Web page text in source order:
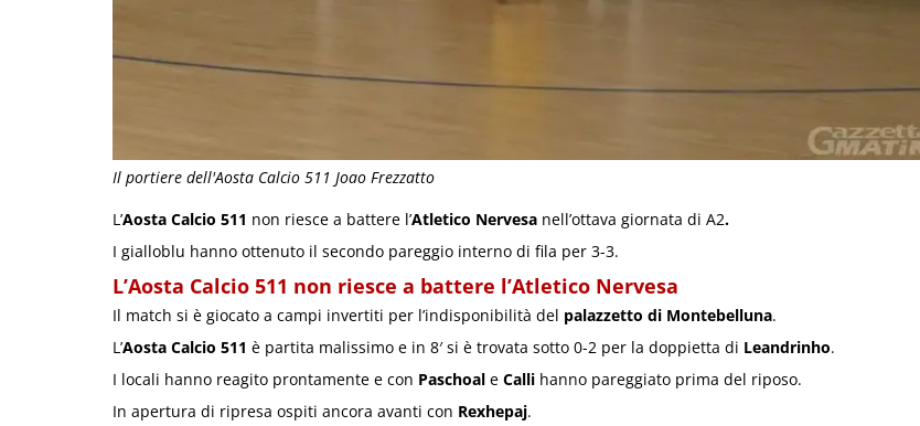
Il portiere dell'Aosta Calcio 511 Joao Frezzatto
L’Aosta Calcio 511 non riesce a battere l’Atletico Nervesa nell’ottava giornata di A2.
I gialloblu hanno ottenuto il secondo pareggio interno di fila per 3-3.
L’Aosta Calcio 511 non riesce a battere l’Atletico Nervesa
Il match si è giocato a campi invertiti per l’indisponibilità del palazzetto di Montebelluna.
L’Aosta Calcio 511 è partita malissimo e in 8′ si è trovata sotto 0-2 per la doppietta di Leandrinho.
I locali hanno reagito prontamente e con Paschoal e Calli hanno pareggiato prima del riposo.
In apertura di ripresa ospiti ancora avanti con Rexhepaj.